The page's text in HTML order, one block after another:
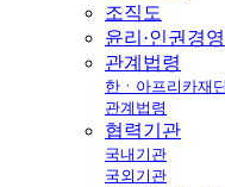
조직도
윤리·인권경영
관계법령
한ㆍ아프리카재
관계법령
협력기관
국내기관
국외기관